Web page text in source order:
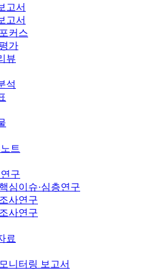
고서
고서
커스
가
뷰
석
트
구
심이슈·심층연구
사연구
사연구
료
니터링 보고서